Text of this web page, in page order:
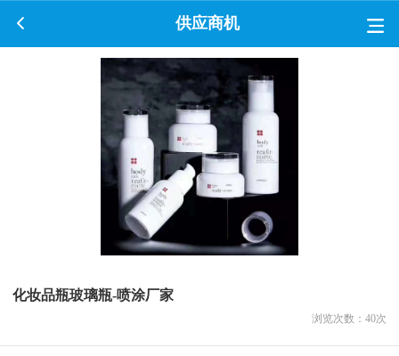
供应商机
化妆品瓶玻璃瓶-喷涂厂家
浏览次数： 40次